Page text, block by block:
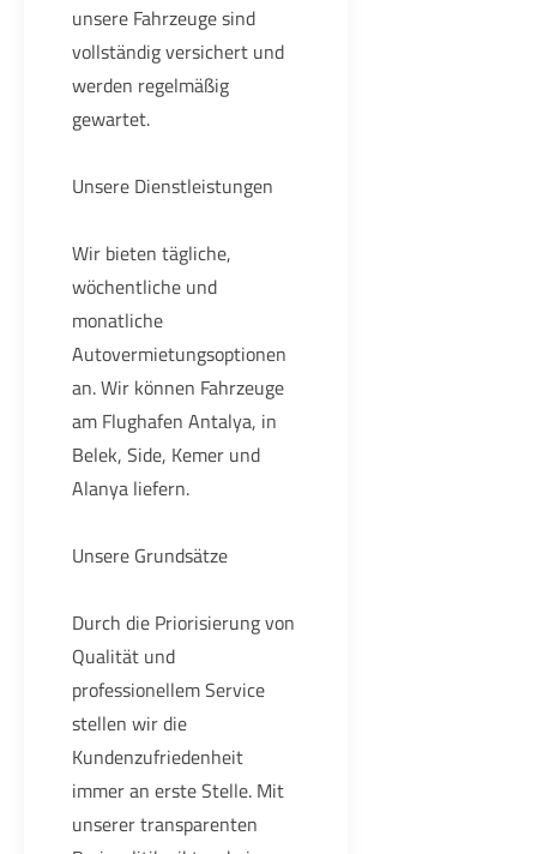
unsere Fahrzeuge sind
vollständig versichert und
werden regelmäßig
gewartet.
Unsere Dienstleistungen
Wir bieten tägliche,
wöchentliche und
monatliche
Autovermietungsoptionen
an. Wir können Fahrzeuge
am Flughafen Antalya, in
Belek, Side, Kemer und
Alanya liefern.
Unsere Grundsätze
Durch die Priorisierung von
Qualität und
professionellem Service
stellen wir die
Kundenzufriedenheit
immer an erste Stelle. Mit
unserer transparenten